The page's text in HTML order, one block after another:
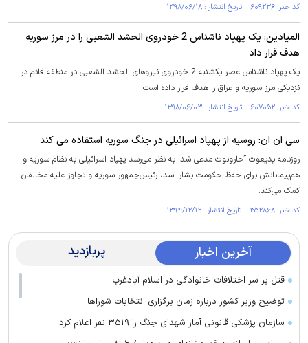
کد خبر: ۶۰۹۲۳۶ تاریخ انتشار : ۱۳۹۸/۰۶/۱۸
المیادین: یک پهپاد ناشناس 2 خودروی الحشد الشعبی را در مرز سوریه
هدف قرار داد
یک پهپاد ناشناس عصر یکشنبه 2 خودروی نیروهای الحشد الشعبی در منطقه قائم در
نزدیکی مرز سوریه و عراق را هدف قرار داده است.
کد خبر: ۶۰۷۰۵۲ تاریخ انتشار : ۱۳۹۸/۰۶/۰۳
سی ان ان: روسیه از پهپاد اسرائیلی در جنگ سوریه استفاده می کند
روزنامه یدیعوت آحارونوت مدعی شد: به نظر می‌رسد پهپاد اسرائیلی به نظام سوریه و
هم‌پیمانانش برای حفظ حکومت بشار اسد، رئیس‌جمهور سوریه و تجاوز علیه مخالفان
کمک می‌کند.
کد خبر: ۳۵۲۸۶۸ تاریخ انتشار : ۱۳۹۴/۱۲/۱۲
آخرین اخبار پربازدید
قتل بر سر اختلافات خانوادگی در اسلام آبادغرب
توضیح وزیر کشور درباره زمان برگزاری انتخابات شورا‌ها
سازمان پزشکی قانونی آمار شهدای جنگ را ۳۵۱۹ نفر اعلام کرد